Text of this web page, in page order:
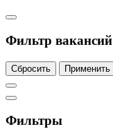
Фильтр вакансий
Сбросить Применить
Фильтры